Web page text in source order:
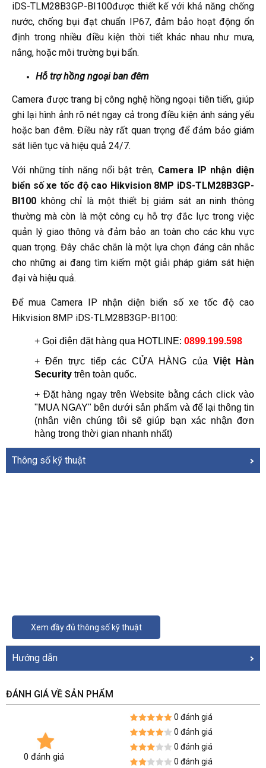
iDS-TLM28B3GP-BI100được thiết kế với khả năng chống
nước, chống bụi đạt chuẩn IP67, đảm bảo hoạt động ổn
định trong nhiều điều kiện thời tiết khác nhau như mưa,
nắng, hoặc môi trường bụi bẩn.
Hỗ trợ hồng ngoại ban đêm
Camera được trang bị công nghệ hồng ngoại tiên tiến, giúp
ghi lại hình ảnh rõ nét ngay cả trong điều kiện ánh sáng yếu
hoặc ban đêm. Điều này rất quan trọng để đảm bảo giám
sát liên tục và hiệu quả 24/7.
Với những tính năng nổi bật trên, Camera IP nhận diện
biển số xe tốc độ cao Hikvision 8MP iDS-TLM28B3GP-
BI100 không chỉ là một thiết bị giám sát an ninh thông
thường mà còn là một công cụ hỗ trợ đắc lực trong việc
quản lý giao thông và đảm bảo an toàn cho các khu vực
quan trọng. Đây chắc chắn là một lựa chọn đáng cân nhắc
cho những ai đang tìm kiếm một giải pháp giám sát hiện
đại và hiệu quả.
Để mua Camera IP nhận diện biển số xe tốc độ cao
Hikvision 8MP iDS-TLM28B3GP-BI100:
+ Gọi điện đặt hàng qua HOTLINE: 0899.199.598
+ Đến trực tiếp các CỬA HÀNG của Việt Hàn
Security trên toàn quốc.
+ Đặt hàng ngay trên Website bằng cách click vào
"MUA NGAY" bên dưới sản phẩm và để lại thông tin
(nhân viên chúng tôi sẽ giúp bạn xác nhận đơn
hàng trong thời gian nhanh nhất)
Thông số kỹ thuật
Xem đầy đủ thông số kỹ thuật
Hướng dẫn
ĐÁNH GIÁ VỀ SẢN PHẨM
0 đánh giá
0 đánh giá
0 đánh giá
0 đánh giá
0 đánh giá